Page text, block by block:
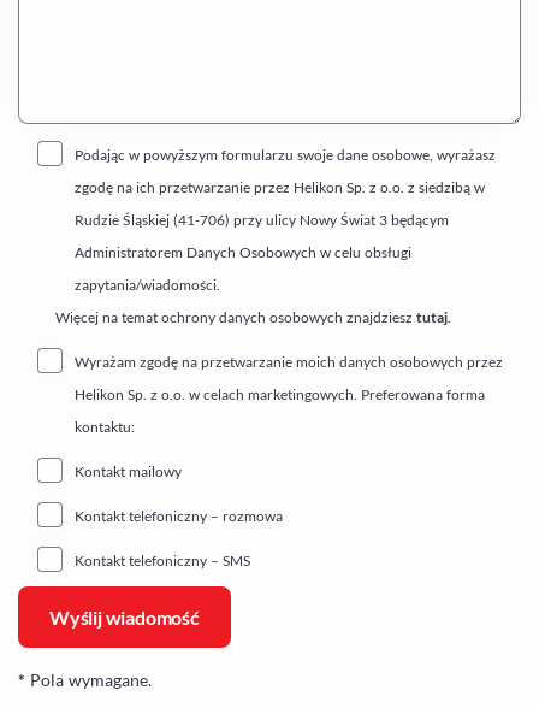
Podając w powyższym formularzu swoje dane osobowe, wyrażasz
zgodę na ich przetwarzanie przez Helikon Sp. z o.o. z siedzibą w
Rudzie Śląskiej (41-706) przy ulicy Nowy Świat 3 będącym
Administratorem Danych Osobowych w celu obsługi
zapytania/wiadomości.
Więcej na temat ochrony danych osobowych znajdziesz tutaj
Wyrażam zgodę na przetwarzanie moich danych osobowych przez
Helikon Sp. z o.o. w celach marketingowych. Preferowana forma
kontaktu:
Kontakt mailowy
Kontakt telefoniczny – rozmowa
Kontakt telefoniczny – SMS
* Pola wymagane.